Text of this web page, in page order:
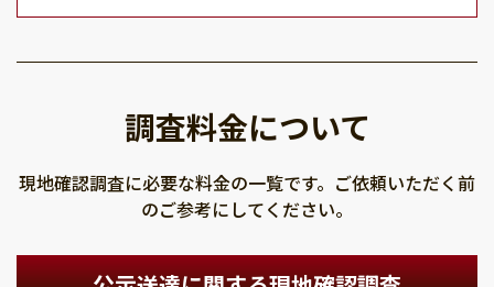
調査料金について
現地確認調査に必要な料金の一覧です。ご依頼いただく前
のご参考にしてください。